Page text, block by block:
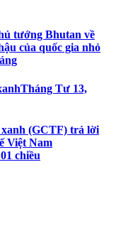
tướng Bhutan về
của quốc gia nhỏ
Tháng Tư 13,
(GCTF) trả lời
Việt Nam
chiều